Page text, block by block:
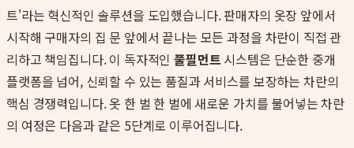
트'라는 혁신적인 솔루션을 도입했습니다. 판매자의 옷장 앞에서
시작해 구매자의 집 문 앞에서 끝나는 모든 과정을 차란이 직접 관
리하고 책임집니다. 이 독자적인풀필먼트 시스템은 단순한 중개
플랫폼을 넘어, 신뢰할 수 있는 품질과 서비스를 보장하는 차란의
핵심 경쟁력입니다. 옷 한 벌 한 벌에 새로운 가치를 불어넣는 차란
의 여정은 다음과 같은 5단계로 이루어집니다.